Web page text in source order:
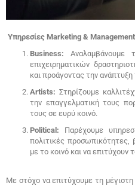
Υπηρεσίες Marketing &
Business: Αναλαμβάνουμε
επιχειρηματικών
και προάγοντας την
Artists: Στηρίζουμε
την επαγγελματική τους
τους σε ευρύ κοινό.
Political: Παρέχουμε
πολιτικές προσωπικότητες,
με το κοινό και να επιτύχουν
Με στόχο να επιτύχουμε τη